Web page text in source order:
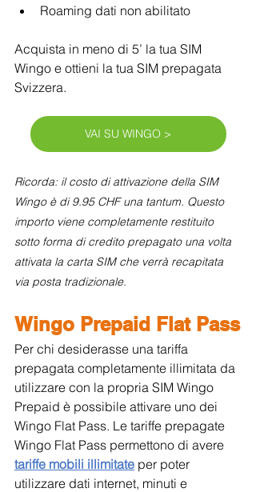
Roaming dati non abilitato
Acquista in meno di 5’ la tua SIM
Wingo e ottieni la tua SIM prepagata
Svizzera.
VAI SU WINGO >
Ricorda: il costo di attivazione della SIM
Wingo è di 9.95 CHF una tantum. Questo
importo viene completamente restituito
sotto forma di credito prepagato una volta
attivata la carta SIM che verrà recapitata
via posta tradizionale.
Wingo Prepaid Flat Pass
Per chi desiderasse una tariffa
prepagata completamente illimitata da
utilizzare con la propria SIM Wingo
Prepaid è possibile attivare uno dei
Wingo Flat Pass. Le tariffe prepagate
Wingo Flat Pass permettono di avere
tariffe mobili illimitate per poter
utilizzare dati internet, minuti e